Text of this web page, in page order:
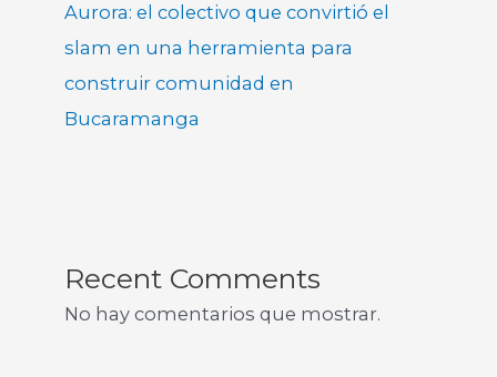
Aurora: el colectivo que convirtió el
slam en una herramienta para
construir comunidad en
Bucaramanga
Recent Comments
No hay comentarios que mostrar.